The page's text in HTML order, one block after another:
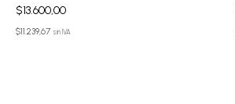
$13.600,00
$11.239,67 sin IVA